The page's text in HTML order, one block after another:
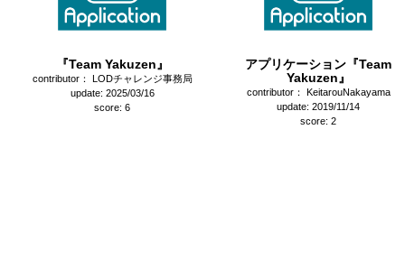
『Team Yakuzen』
contributor： LODチャレンジ事務局
update: 2025/03/16
score: 6
アプリケーション『Team
Yakuzen』
contributor： KeitarouNakayama
update: 2019/11/14
score: 2